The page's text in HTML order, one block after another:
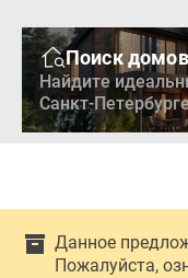
Поиск
Найдите
Санкт-
Данное
Пожалуйста,